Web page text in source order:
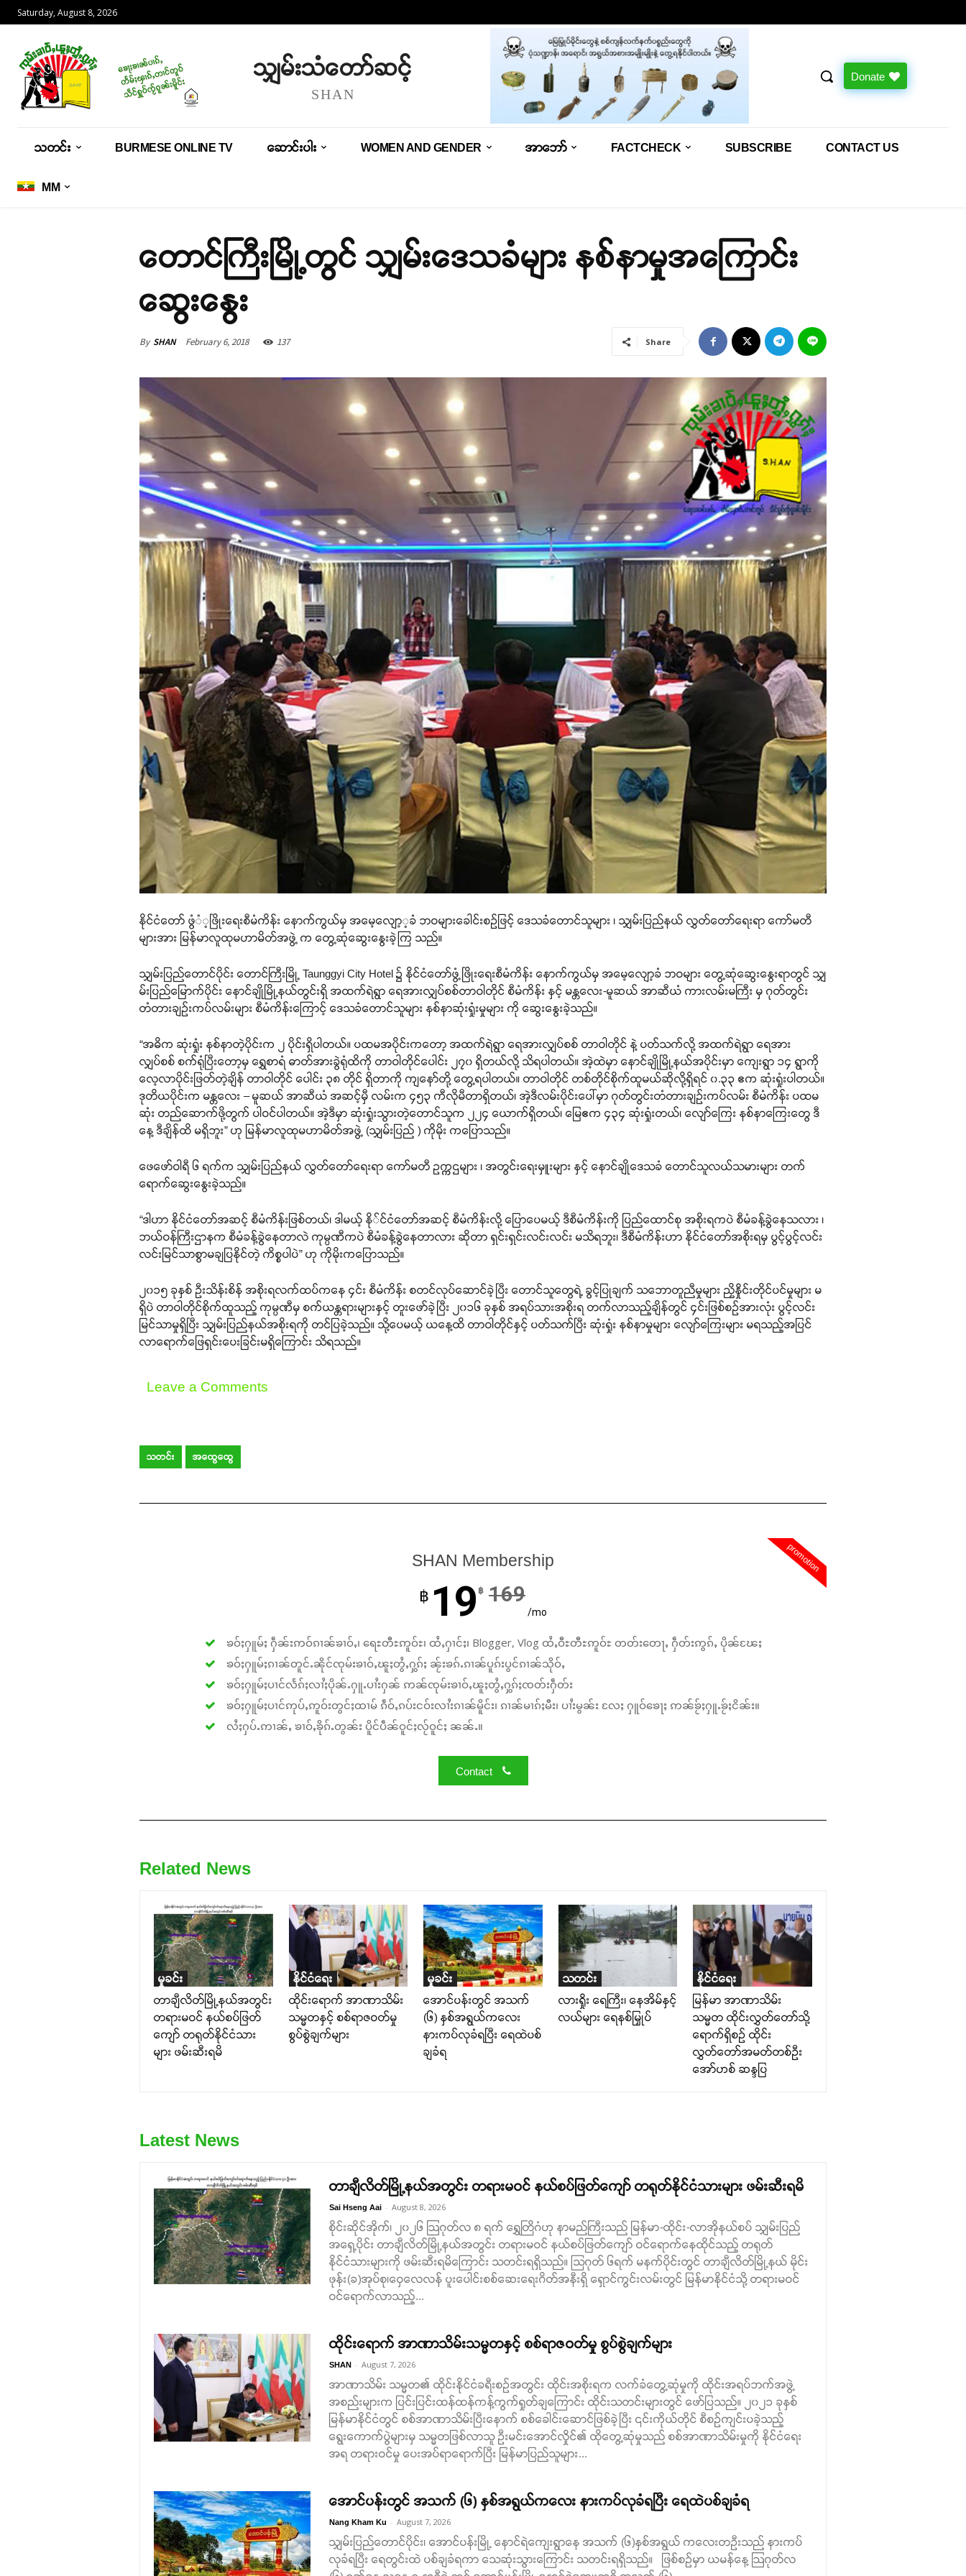
Saturday, August 8, 2026
သျှမ်းသံတော်ဆင့်
SHAN
Donate
သတင်း BURMESE ONLINE TV ဆောင်းပါး WOMEN AND GENDER အာဘော် FACTCHECK SUBSCRIBE CONTACT US
MM
တောင်ကြီးမြို့တွင် သျှမ်းဒေသခံများ နစ်နာမှုအကြောင်း
ဆွေးနွေး
By SHAN February 6, 2018 137 Share
နိုင်ငံတော် ဖွံံ့ဖြိုးရေးစီမံကိန်း နောက်ကွယ်မှ အမေ့လျော့့ခံ ဘဝများခေါင်းစဉ်ဖြင့် ဒေသခံတောင်သူများ ၊ သျှမ်းပြည်နယ် လွှတ်တော်ရေးရာ ကော်မတီ
များအား မြန်မာလူထုမဟာမိတ်အဖွဲ့ က တွေ့ဆုံဆွေးနွေးခဲ့ကြ သည်။
သျှမ်းပြည်တောင်ပိုင်း တောင်ကြီးမြို့ Taunggyi City Hotel ၌ နိုင်ငံတော်ဖွံ့ဖြိုးရေးစီမံကိန်း နောက်ကွယ်မှ အမေ့လျော့ခံ ဘဝများ တွေ့ဆုံဆွေးနွေးရာတွင် သျှ
မ်းပြည်မြောက်ပိုင်း နောင်ချိုမြို့နယ်တွင်းရှိ အထက်ရဲရွာ ရေအားလျှပ်စစ်တာဝါတိုင် စီမံကိန်း နှင့် မန္တလေး-မူဆယ် အာဆီယံ ကားလမ်းမကြီး မှ ဂုတ်တွင်း
တံတားချဉ်းကပ်လမ်းများ စီမံကိန်းကြောင့် ဒေသခံတောင်သူများ နစ်နာဆုံးရှုံးမှုများ ကို ဆွေးနွေးခဲ့သည်။
“အဓိက ဆုံးရှုံး နစ်နာတဲ့ပိုင်းက ၂ ပိုင်းရှိပါတယ်။ ပထမအပိုင်းကတော့ အထက်ရဲရွာ ရေအားလျှပ်စစ် တာဝါတိုင် နဲ့ ပတ်သက်လို့ အထက်ရဲရွာ ရေအား
လျှပ်စစ် စက်ရုံပြီးတော့မှ ရွှေစာရံ ဓာတ်အားခွဲရုံထိကို တာဝါတိုင်ပေါင်း ၂၇၀ ရှိတယ်လို့ သိရပါတယ်။ အဲ့ထဲမှာ နောင်ချိုမြို့နယ်အပိုင်းမှာ ကျေးရွာ ၁၄ ရွာကို
လေ့လာပိုင်းဖြတ်တဲ့ချိန် တာဝါတိုင် ပေါင်း ၃၈ တိုင် ရှိတာကို ကျနော်တို့ တွေ့ရပါတယ်။ တာဝါတိုင် တစ်တိုင်စိုက်ထူမယ်ဆိုလို့ရှိရင် ၀.၃၃ ဧက ဆုံးရှုံးပါတယ်။
ဒုတိယပိုင်းက မန္တလေး – မူဆယ် အာဆီယံ အဆင့်မှီ လမ်းက ၄၅၃ ကီလိုမီတာရှိတယ်၊ အဲ့ဒီလမ်းပိုင်းပေါ်မှာ ဂုတ်တွင်းတံတားချဉ်းကပ်လမ်း စီမံကိန်း ပထမ
ဆုံး တည်ဆောက်ဖို့တွက် ပါဝင်ပါတယ်။ အဲ့ဒီမှာ ဆုံးရှုံးသွားတဲ့တောင်သူက ၂၂၄ ယောက်ရှိတယ်၊ မြေဧက ၄၃၄ ဆုံးရှုံးတယ်၊ လျော်ကြေး နစ်နာကြေးတွေ ဒီ
နေ့ ဒီချိန်ထိ မရှိဘူး” ဟု မြန်မာလူထုမဟာမိတ်အဖွဲ့ (သျှမ်းပြည် ) ကိုမိုး ကပြောသည်။
ဖေဖော်ဝါရီ ၆ ရက်က သျှမ်းပြည်နယ် လွှတ်တော်ရေးရာ ကော်မတီ ဥက္ကဌများ ၊ အတွင်းရေးမှူးများ နှင့် နောင်ချိုဒေသခံ တောင်သူလယ်သမားများ တက်
ရောက်ဆွေးနွေးခဲ့သည်။
“ဒါဟာ နိုင်ငံတော်အဆင့် စီမံကိန်းဖြစ်တယ်၊ ဒါမယ့် နို်င်ငံတော်အဆင့် စီမံကိန်းလို့ ပြောပေမယ့် ဒီစီမံကိန်းကို ပြည်ထောင်စု အစိုးရကပဲ စီမံခန့်ခွဲနေသလား ၊
ဘယ်ဝန်ကြီးဌာနက စီမံခန့်ခွဲနေတာလဲ ကုမ္ပဏီကပဲ စီမံခန့်ခွဲနေတာလား ဆိုတာ ရှင်းရှင်းလင်းလင်း မသိရဘူး၊ ဒီစီမံကိန်းဟာ နိုင်ငံတော်အစိုးရမှ ပွင့်ပွင့်လင်း
လင်းမြင်သာစွာမချပြနိုင်တဲ့ ကိစ္စပါပဲ” ဟု ကိုမိုးကပြောသည်။
၂၀၁၅ ခုနှစ် ဦးသိန်းစိန် အစိုးရလက်ထပ်ကနေ ၄င်း စီမံကိန်း စတင်လုပ်ဆောင်ခဲ့ပြီး တောင်သူတွေရဲ့ ခွင့်ပြုချက် သဘောတူညီမှုများ ညှိနှိုင်းတိုင်ပင်မှုများ မ
ရှိပဲ တာဝါတိုင်စိုက်ထူသည့် ကုမ္ပဏီမှ စက်ယန္တရားများနှင့် တူးဖော်ခဲ့ပြီး ၂၀၁၆ ခုနှစ် အရပ်သားအစိုးရ တက်လာသည့်ချိန်တွင် ၄င်းဖြစ်စဉ်အားလုံး ပွင့်လင်း
မြင်သာမှုရှိပြီး သျှမ်းပြည်နယ်အစိုးရကို တင်ပြခဲ့သည်။ သို့ပေမယ့် ယနေ့ထိ တာဝါတိုင်နှင့် ပတ်သက်ပြီး ဆုံးရှုံး နစ်နာမှုများ လျော်ကြေးများ မရသည့်အပြင်
လာရောက်ဖြေရှင်းပေးခြင်းမရှိကြောင်း သိရသည်။
Leave a Comments
သတင်း အထွေထွေ
promotion
SHAN Membership
฿ 19 ฿ 169
/mo
ၶဝ်ႈႁူမ်ႈ ႁဵၼ်းဢဝ်ၵၢၼ်ၶၢဝ်ႇ၊ ရေႊတီႊဢူဝ်ႊ၊ ထႆႇႁၢင်ႈ၊ Blogger, Vlog ထႆႇဝီႊတီႊဢူဝ်ႊ တတ်းတေႃႇ ႁဵတ်းဢွၵ်ႇ ပိုၼ်ၽႄႈ
ၶဝ်ႈႁူမ်ႈၵၢၼ်တူင်ႉၼိုင်ၸုမ်းၶၢဝ်ႇၽူႈတွႆႇႁွၵ်ႈ ၼႂ်းၶၵ်ႉၵၢၼ်ပူၵ်းပွင်ၵၢၼ်သိုဝ်ႇ
ၶဝ်ႈႁူမ်ႈပၢင်လႅၵ်ႈလၢႆႈပိုၼ်ႉႁူႉပၢႆးႁၼ် ဢၼ်ၸုမ်းၶၢဝ်ႇၽူႈတွႆႇႁွၵ်ႈၸတ်းႁဵတ်း
ၶဝ်ႈႁူမ်ႈပၢင်ဢုပ်ႇဢူဝ်းတွင်ႈထၢမ် ၵဵဝ်ႇၵပ်းငဝ်းလၢႆးၵၢၼ်မိူင်း၊ ၵၢၼ်မၢၵ်ႈမီး၊ ပၢႆးမွၼ်း လႄႈ ႁူဝ်ၶေႃႈ ဢၼ်ၶႂ်ႈႁူႉၶႂ်ႈငိၼ်း။
လႆႈႁပ်ႉဢၢၼ်ႇ ၶၢဝ်ႇၶိုၵ်ႉတွၼ်း ပိူင်ပဵၼ်ဝူင်ႈလႂ်ဝူင်ႈ ၼၼ်ႉ။
Contact
Related News
မှုခင်း
တာချီလိတ်မြို့နယ်အတွင်း
တရားမဝင် နယ်စပ်ဖြတ်
ကျော် တရုတ်နိုင်ငံသား
များ ဖမ်းဆီးရမိ
နိုင်ငံရေး
ထိုင်းရောက် အာဏာသိမ်း
သမ္မတနှင့် စစ်ရာဇဝတ်မှု
စွပ်စွဲချက်များ
မှုခင်း
အောင်ပန်းတွင် အသက်
(၆) နှစ်အရွယ်ကလေး
နားကပ်လုခံရပြီး ရေထဲပစ်
ချခံရ
သတင်း
လားရှိုး ရေကြီး၊ နေအိမ်နှင့်
လယ်များ ရေနစ်မြှုပ်
နိုင်ငံရေး
မြန်မာ အာဏာသိမ်း
သမ္မတ ထိုင်းလွှတ်တော်သို့
ရောက်ရှိစဉ် ထိုင်း
လွှတ်တော်အမတ်တစ်ဦး
အော်ဟစ် ဆန္ဒပြ
Latest News
တာချီလိတ်မြို့နယ်အတွင်း တရားမဝင် နယ်စပ်ဖြတ်ကျော် တရုတ်နိုင်ငံသားများ ဖမ်းဆီးရမိ
Sai Hseng Aai - August 8, 2026
စိုင်းဆိုင်အိုက်၊ ၂၀၂၆ ဩဂုတ်လ ၈ ရက် ရွှေတြိဂံဟု နာမည်ကြီးသည် မြန်မာ-ထိုင်း-လာအိုနယ်စပ် သျှမ်းပြည်
အရှေ့ပိုင်း တာချီလိတ်မြို့နယ်အတွင်း တရားမဝင် နယ်စပ်ဖြတ်ကျော် ဝင်ရောက်နေထိုင်သည့် တရုတ်
နိုင်ငံသားများကို ဖမ်းဆီးရမိကြောင်း သတင်းရရှိသည်။ သြဂုတ် ၆ရက် မနက်ပိုင်းတွင် တာချီလိတ်မြို့နယ် မိုင်း
ဖုန်း(ခ)အုပ်စု၊ဝှေလေလန် ပူးပေါင်းစစ်ဆေးရေးဂိတ်အနီးရှိ ရှောင်ကွင်းလမ်းတွင် မြန်မာနိုင်ငံသို့ တရားမဝင်
ဝင်ရောက်လာသည့်...
ထိုင်းရောက် အာဏာသိမ်းသမ္မတနှင့် စစ်ရာဇဝတ်မှု စွပ်စွဲချက်များ
SHAN - August 7, 2026
အာဏာသိမ်း သမ္မတ၏ ထိုင်းနိုင်ငံခရီးစဉ်အတွင်း ထိုင်းအစိုးရက လက်ခံတွေ့ဆုံမှုကို ထိုင်းအရပ်ဘက်အဖွဲ့
အစည်းများက ပြင်းပြင်းထန်ထန်ကန့်ကွက်ရှုတ်ချကြောင်း ထိုင်းသတင်းများတွင် ဖော်ပြသည်။ ၂၀၂၁ ခုနှစ်
မြန်မာနိုင်ငံတွင် စစ်အာဏာသိမ်းပြီးနောက် စစ်ခေါင်းဆောင်ဖြစ်ခဲ့ပြီး ၎င်းကိုယ်တိုင် စီစဉ်ကျင်းပခဲ့သည့်
ရွေးကောက်ပွဲများမှ သမ္မတဖြစ်လာသူ ဦးမင်းအောင်လှိုင်၏ ထိုတွေ့ဆုံမှုသည် စစ်အာဏာသိမ်းမှုကို နိုင်ငံရေး
အရ တရားဝင်မှု ပေးအပ်ရာရောက်ပြီး မြန်မာပြည်သူများ...
အောင်ပန်းတွင် အသက် (၆) နှစ်အရွယ်ကလေး နားကပ်လုခံရပြီး ရေထဲပစ်ချခံရ
Nang Kham Ku - August 7, 2026
သျှမ်းပြည်တောင်ပိုင်း၊ အောင်ပန်းမြို့ နောင်ရဲကျေးရွာနေ အသက် (၆)နှစ်အရွယ် ကလေးတဉီးသည် နားကပ်
လုခံရပြီး ရေတွင်းထဲ ပစ်ချခံရကာ သေဆုံးသွားကြောင်း သတင်းရရှိသည်။ ဖြစ်စဉ်မှာ ယမန်နေ့ ဩဂုတ်လ